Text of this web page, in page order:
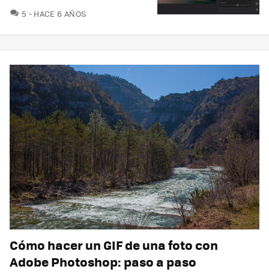
5 COMENTARIOS
HACE 6 AÑOS
Cómo hacer un GIF de una foto con
Adobe Photoshop: paso a paso